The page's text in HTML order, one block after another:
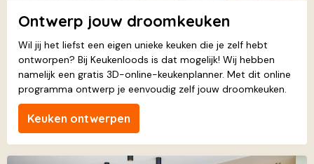
Ontwerp jouw droomkeuken
Wil jij het liefst een eigen unieke keuken die je zelf hebt
ontworpen? Bij Keukenloods is dat mogelijk! Wij hebben
namelijk een gratis 3D-online-keukenplanner. Met dit online
programma ontwerp je eenvoudig zelf jouw droomkeuken.
Keuken ontwerpen